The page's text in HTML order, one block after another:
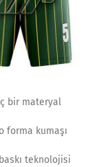
bir materyal
forma kumaşı
teknolojisi